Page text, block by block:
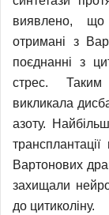
виявлено, що
отримані з
поєднанні з
стрес. Таким
викликала
азоту.
Вартонових
захищали
до цитиколіну.